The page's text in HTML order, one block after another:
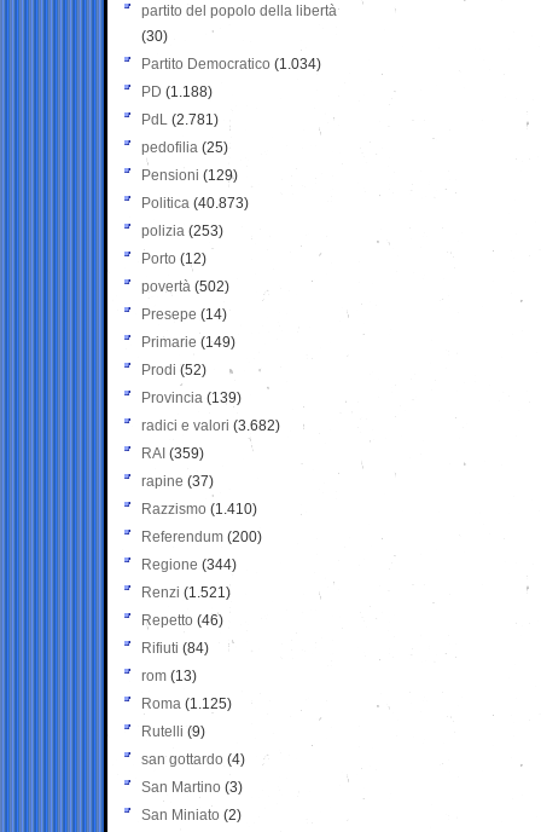
partito del popolo della libertà
(30)
Partito Democratico (1.034)
PD (1.188)
PdL (2.781)
pedofilia (25)
Pensioni (129)
Politica (40.873)
polizia (253)
Porto (12)
povertà (502)
Presepe (14)
Primarie (149)
Prodi (52)
Provincia (139)
radici e valori (3.682)
RAI (359)
rapine (37)
Razzismo (1.410)
Referendum (200)
Regione (344)
Renzi (1.521)
Repetto (46)
Rifiuti (84)
rom (13)
Roma (1.125)
Rutelli (9)
san gottardo (4)
San Martino (3)
San Miniato (2)